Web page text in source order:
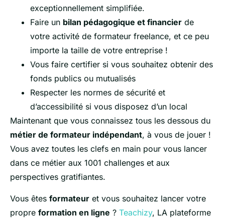
exceptionnellement simplifiée.
Faire un bilan pédagogique et financier de
votre activité de formateur freelance, et ce peu
importe la taille de votre entreprise !
Vous faire certifier si vous souhaitez obtenir des
fonds publics ou mutualisés
Respecter les normes de sécurité et
d’accessibilité si vous disposez d’un local
Maintenant que vous connaissez tous les dessous du
métier de formateur indépendant, à vous de jouer !
Vous avez toutes les clefs en main pour vous lancer
dans ce métier aux 1001 challenges et aux
perspectives gratifiantes.
Vous êtes formateur et vous souhaitez lancer votre
propre formation en ligne ? Teachizy, LA plateforme